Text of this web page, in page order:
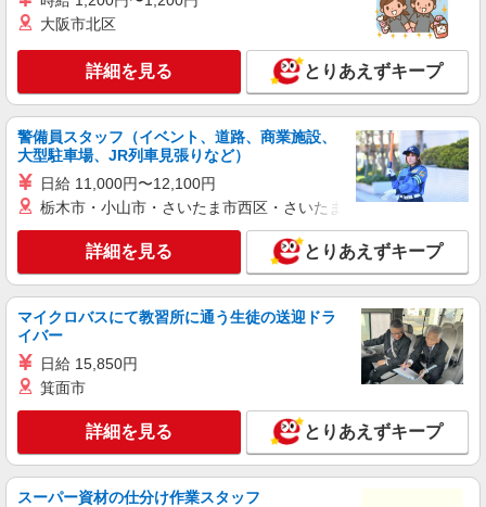
大阪市北区
詳細を見る とりあえずキープ
警備員スタッフ（イベント、道路、商業施設、
大型駐車場、JR列車見張りなど）
日給 11,000円〜12,100円
栃木市・小山市・さいたま市西区・さいたま市岩槻区・久喜市・
詳細を見る とりあえずキープ
マイクロバスにて教習所に通う生徒の送迎ドラ
イバー
日給 15,850円
箕面市
詳細を見る とりあえずキープ
スーパー資材の仕分け作業スタッフ